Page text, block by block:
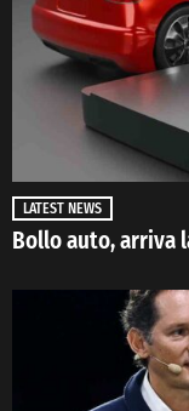
LATEST NEWS
Bollo auto, arriva